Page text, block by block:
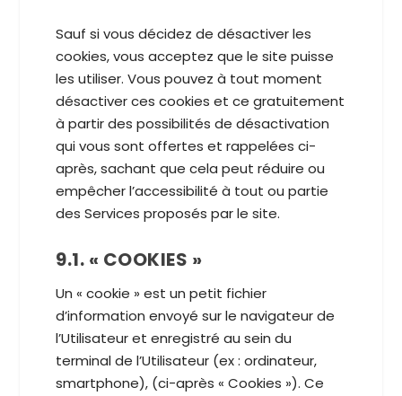
Sauf si vous décidez de désactiver les
cookies, vous acceptez que le site puisse
les utiliser. Vous pouvez à tout moment
désactiver ces cookies et ce gratuitement
à partir des possibilités de désactivation
qui vous sont offertes et rappelées ci-
après, sachant que cela peut réduire ou
empêcher l’accessibilité à tout ou partie
des Services proposés par le site.
9.1. « COOKIES »
Un « cookie » est un petit fichier
d’information envoyé sur le navigateur de
l’Utilisateur et enregistré au sein du
terminal de l’Utilisateur (ex : ordinateur,
smartphone), (ci-après « Cookies »). Ce